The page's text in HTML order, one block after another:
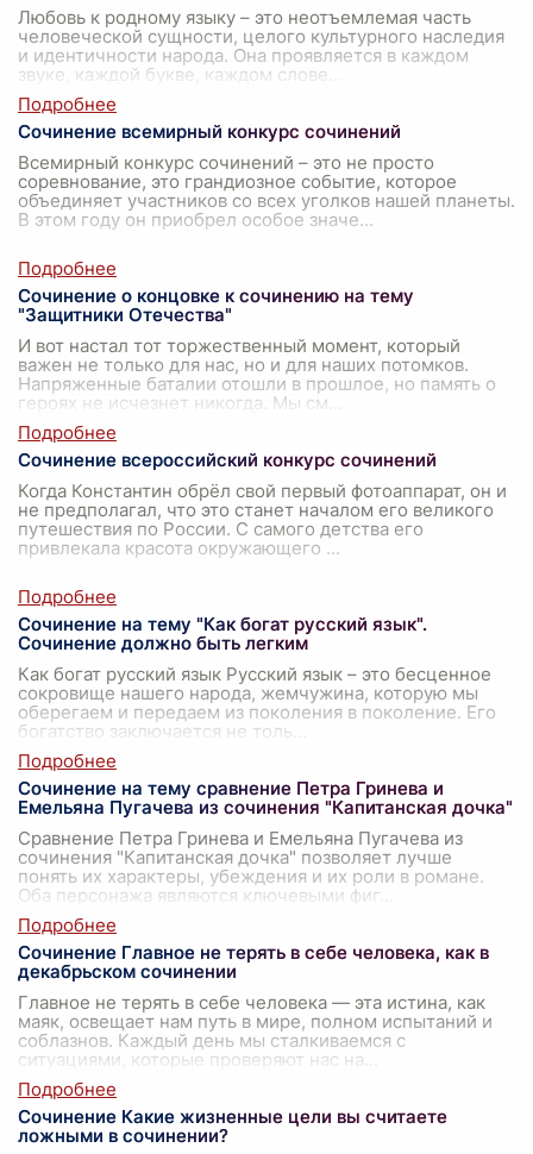
Любовь к родному языку – это неотъемлемая часть
человеческой сущности, целого культурного наследия
и идентичности народа. Она проявляется в каждом
звуке, каждой букве, каждом слове
Сочинение всемирный конкурс сочинений
Всемирный конкурс сочинений – это не просто
соревнование, это грандиозное событие, которое
объединяет участников со всех уголков нашей планеты.
В этом году он приобрел особое значе...
Сочинение о концовке к сочинению на тему
"Защитники Отечества"
И вот настал тот торжественный момент, который
важен не только для нас, но и для наших потомков.
Напряженные баталии отошли в прошлое, но память о
героях не исчезнет никогда. Мы см
Сочинение всероссийский конкурс сочинений
Когда Константин обрёл свой первый фотоаппарат, он и
не предполагал, что это станет началом его великого
путешествия по России. С самого детства его
привлекала красота окружающего ...
Сочинение на тему "Как богат русский язык".
Сочинение должно быть легким
Как богат русский язык Русский язык – это бесценное
сокровище нашего народа, жемчужина, которую мы
оберегаем и передаем из поколения в поколение. Его
богатство заключается не толь
Сочинение на тему сравнение Петра Гринева и
Емельяна Пугачева из сочинения "Капитанская дочка"
Сравнение Петра Гринева и Емельяна Пугачева из
сочинения "Капитанская дочка" позволяет лучше
понять их характеры, убеждения и их роли в романе.
Оба персонажа являются ключевыми фиг
Сочинение Главное не терять в себе человека, как в
декабрьском сочинении
Главное не терять в себе человека — эта истина, как
маяк, освещает нам путь в мире, полном испытаний и
соблазнов. Каждый день мы сталкиваемся с
ситуациями, которые проверяют нас на
Сочинение Какие жизненные цели вы считаете
ложными в сочинении?